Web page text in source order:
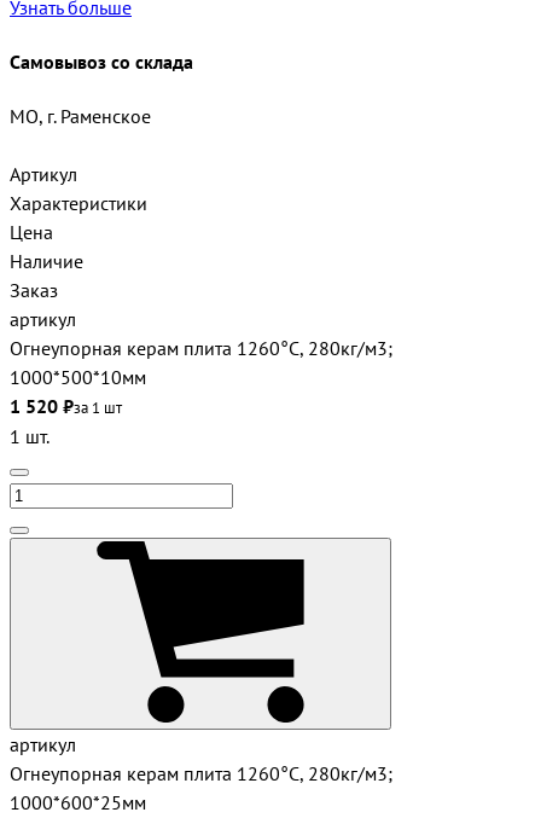
Узнать больше
Самовывоз со склада
МО, г. Раменское
Артикул
Характеристики
Цена
Наличие
Заказ
артикул
Огнеупорная керам плита 1260°С, 280кг/м3;
1000*500*10мм
1 520 ₽за 1 шт
1 шт.
артикул
Огнеупорная керам плита 1260°С, 280кг/м3;
1000*600*25мм